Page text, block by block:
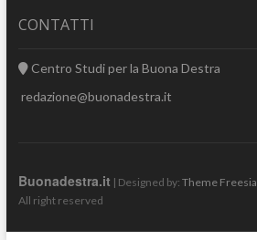
CONTATTI
Centro Studi per la Buona Destra
redazione@buonadestra.it
Buonadestra.it | Designed by: Theme Freesia
All right reserved